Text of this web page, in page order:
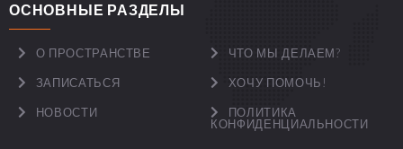
ОСНОВНЫЕ РАЗДЕЛЫ
О ПРОСТРАНСТВЕ ЧТО МЫ ДЕЛАЕМ?
ЗАПИСАТЬСЯ ХОЧУ ПОМОЧЬ!
НОВОСТИ
ПОЛИТИКА
КОНФИДЕНЦИАЛЬНОСТИ